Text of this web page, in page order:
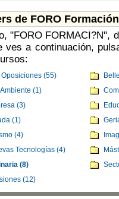
de FORO Formación
"FORO FORMACI?N",
ves a continuación,
(55)
(1)
(3)
(1)
(4)
Tecnologías (4)
(8)
(12)